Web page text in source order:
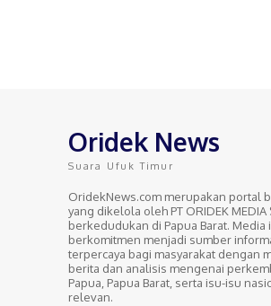
Oridek News
Suara Ufuk Timur
OridekNews.com merupakan portal
yang dikelola oleh PT ORIDEK MEDIA
berkedudukan di Papua Barat. Media
berkomitmen menjadi sumber
terpercaya bagi masyarakat dengan
berita dan analisis mengenai
Papua, Papua Barat, serta isu-isu
relevan.